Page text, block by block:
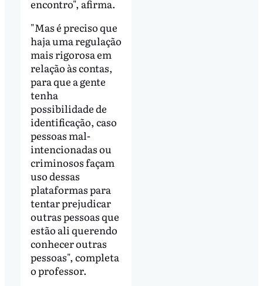
encontro", afirma.
"Mas é preciso que
haja uma regulação
mais rigorosa em
relação às contas,
para que a gente
tenha
possibilidade de
identificação, caso
pessoas mal-
intencionadas ou
criminosos façam
uso dessas
plataformas para
tentar prejudicar
outras pessoas que
estão ali querendo
conhecer outras
pessoas", completa
o professor.